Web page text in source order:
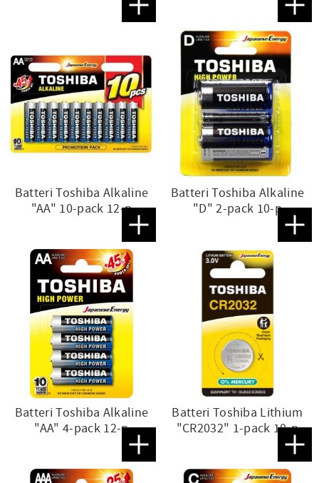
Lägg till i favoriter
Batteri Toshiba Alkaline
"AA" 10-pack 12-p
Lägg till i favoriter
Batteri Toshiba Alkaline
"D" 2-pack 10-p
Batteri Toshiba Alkaline
"AA" 4-pack 12-p
Lägg till i favoriter
Batteri Toshiba Lithium
"CR2032" 1-pack 10-p